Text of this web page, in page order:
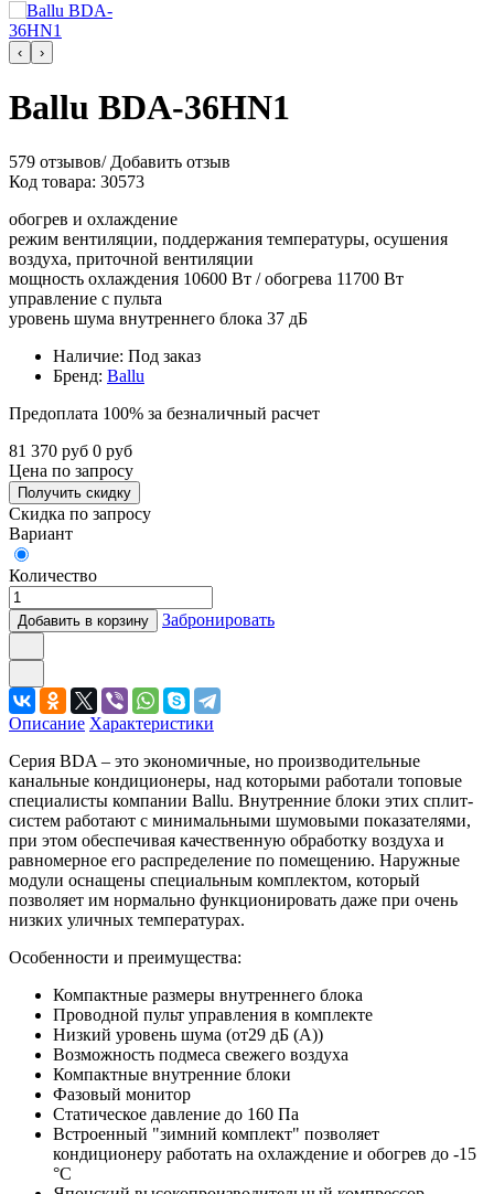
‹ ›
Ballu BDA-36HN1
579 отзывов/ Добавить отзыв
Код товара: 30573
обогрев и охлаждение
режим вентиляции, поддержания температуры, осушения
воздуха, приточной вентиляции
мощность охлаждения 10600 Вт / обогрева 11700 Вт
управление с пульта
уровень шума внутреннего блока 37 дБ
Наличие: Под заказ
Бренд: Ballu
Предоплата 100% за безналичный расчет
81 370 руб 0 руб
Цена по запросу
Скидка по запросу
Вариант
Количество
Добавить в корзину Забронировать
Описание Характеристики
Серия BDA – это экономичные, но производительные
канальные кондиционеры, над которыми работали топовые
специалисты компании Ballu. Внутренние блоки этих сплит-
систем работают с минимальными шумовыми показателями,
при этом обеспечивая качественную обработку воздуха и
равномерное его распределение по помещению. Наружные
модули оснащены специальным комплектом, который
позволяет им нормально функционировать даже при очень
низких уличных температурах.
Особенности и преимущества:
Компактные размеры внутреннего блока
Проводной пульт управления в комплекте
Низкий уровень шума (от29 дБ (А))
Возможность подмеса свежего воздуха
Компактные внутренние блоки
Фазовый монитор
Статическое давление до 160 Па
Встроенный "зимний комплект" позволяет
кондиционеру работать на охлаждение и обогрев до -15
°С